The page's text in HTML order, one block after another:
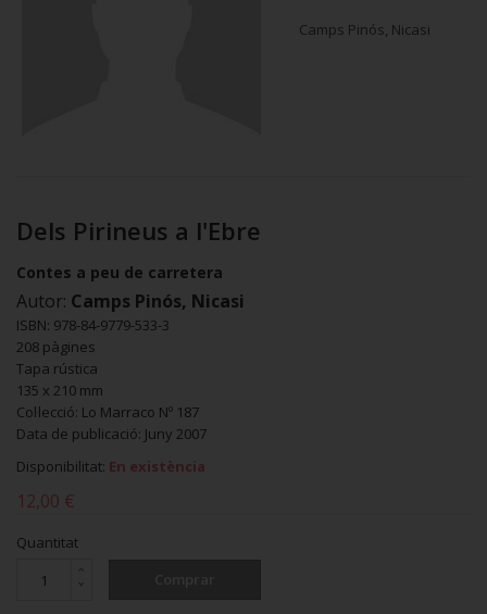
Camps Pinós, Nicasi
Dels Pirineus a l'Ebre
Contes a peu de carretera
Autor: Camps Pinós, Nicasi
ISBN: 978-84-9779-533-3
208 pàgines
Tapa rústica
135 x 210 mm
Col·lecció: Lo Marraco Nº 187
Data de publicació: Juny 2007
Disponibilitat: En existència
12,00 €
Quantitat